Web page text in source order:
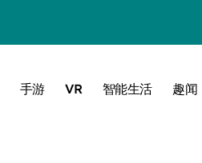
手游 VR 智能生活 趣闻